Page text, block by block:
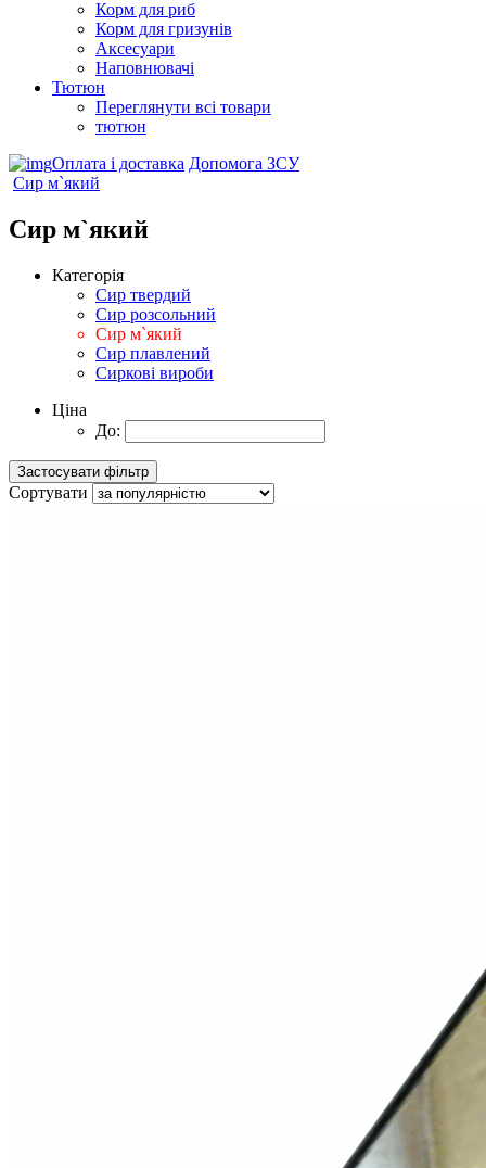
Корм для риб
Корм для гризунів
Аксесуари
Наповнювачі
Тютюн
Переглянути всі товари
тютюн
Оплата і доставка Допомога ЗСУ
Сир м`який
Сир м`який
Категорія
Сир твердий
Сир розсольний
Сир м`який
Сир плавлений
Сиркові вироби
Ціна
До:
Сортувати